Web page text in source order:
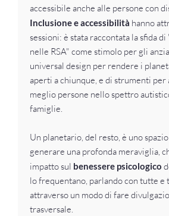
accessibile anche alle persone con
Inclusione e accessibilità hanno
sessioni: è stata raccontata la sfida
nelle RSA" come stimolo per gli
universal design per rendere i
aperti a chiunque, e di strumenti per
meglio persone nello spettro
famiglie.
Un planetario, del resto, è uno
generare una profonda meraviglia,
impatto sul benessere psicologico
lo frequentano, parlando con tutte e
attraverso un modo di fare
trasversale.